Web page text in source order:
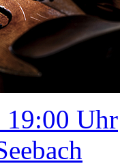
19:00 Uhr